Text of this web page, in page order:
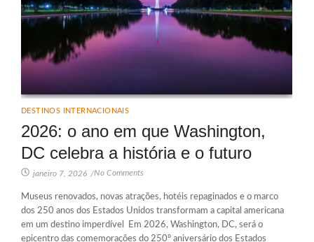
DESTINOS INTERNACIONAIS
2026: o ano em que Washington,
DC celebra a história e o futuro
janeiro 7, 2026 /No Comments
Museus renovados, novas atrações, hotéis repaginados e o marco
dos 250 anos dos Estados Unidos transformam a capital americana
em um destino imperdível Em 2026, Washington, DC, será o
epicentro das comemorações do 250º aniversário dos Estados